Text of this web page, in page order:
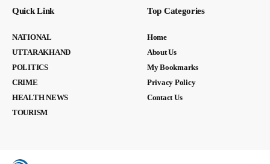
Quick Link
NATIONAL
UTTARAKHAND
POLITICS
CRIME
HEALTH NEWS
TOURISM
Top Categories
Home
About Us
My Bookmarks
Privacy Policy
Contact Us